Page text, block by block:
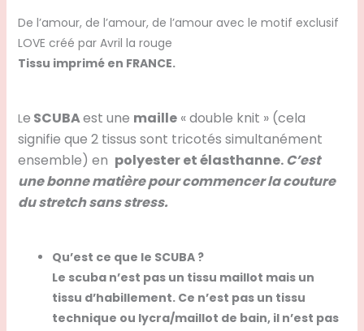
De l’amour, de l’amour, de l’amour avec le motif exclusif
LOVE créé par Avril la rouge
Tissu imprimé en FRANCE.
Le SCUBAest une maille« double knit » (cela
signifie que 2 tissus sont tricotés simultanément
ensemble) en polyester et élasthanne.C’est
une bonne matière pour commencer la couture
du stretch sans stress.
Qu’est ce que le SCUBA ?
Le scuba n’est pas un tissu maillot mais un
tissu d’habillement. Ce n’est pas un tissu
technique ou lycra/maillot de bain, il n’est pas